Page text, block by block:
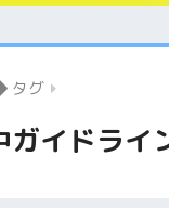
タグ
ガイドラ